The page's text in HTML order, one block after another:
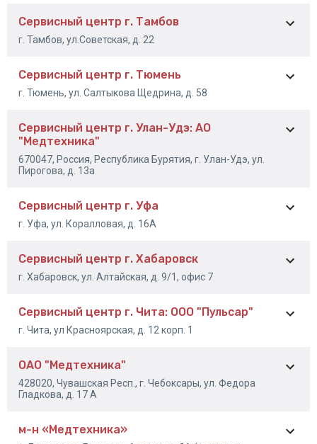
+7 (978) 173-18-19
+7 (978) 842-29-19
Сервисный центр г. Тамбов
г. Тамбов, ул.Советская, д. 22
+7 (4752) 75-10-25
Сервисный центр г. Тюмень
г. Тюмень, ул. Салтыкова Щедрина, д. 58
+7 (3452) 217-123
Сервисный центр г. Улан-Удэ: АО
"Медтехника"
670047, Россия, Республика Бурятия, г. Улан-Удэ, ул.
Пирогова, д. 13а
(3012)37-93-36 доб
227
Сервисный центр г. Уфа
г. Уфа, ул. Коралловая, д. 16А
+7 (347) 271-71-86
+7 (347) 27-17-187
Сервисный центр г. Хабаровск
г. Хабаровск, ул. Алтайская, д. 9/1, офис 7
+7 (4212) 59-33-22
Сервисный центр г. Чита: ООО "Пульсар"
г. Чита, ул Красноярская, д. 12 корп. 1
8-924-506-58-88
ОАО "Медтехника"
428020, Чувашская Респ., г. Чебоксары, ул. Федора
Гладкова, д. 17 А
м-н «Медтехника»